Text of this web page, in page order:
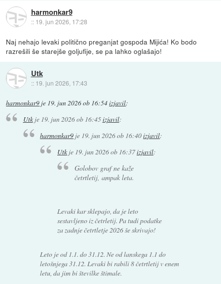
harmonkar9
:: 19. jun 2026, 17:28
Naj nehajo levaki politično preganjat gospoda Mijića! Ko bodo
razrešili še starejše goljufije, se pa lahko oglašajo!
Utk
:: 19. jun 2026, 17:43
harmonkar9 je 19. jun 2026 ob 16:54izjavil:
Utkje 19. jun 2026 ob 16:45izjavil:
harmonkar9 je 19. jun 2026 ob 16:40izjavil:
Utkje 19. jun 2026 ob 16:37izjavil:
Golobov graf ne kaže
četrtletij, ampak leta.
Levaki kar sklepajo, da je leto
sestavljeno iz četrletij. Pa tudi podatke
za zadnje četrtletje 2026 še skrivajo!
Leto je od 1.1. do 31.12. Ne od lanskega 1.1 do
letošnjega 31.12. Levaki bi rabili 8 četrtletij v enem
letu, da jim bi številke štimale.